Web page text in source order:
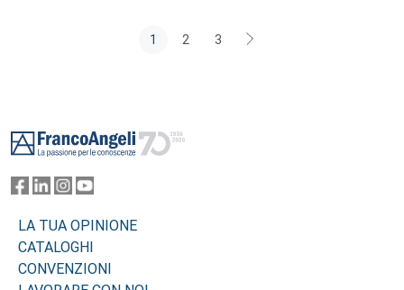
1 2 3
LA TUA OPINIONE
CATALOGHI
CONVENZIONI